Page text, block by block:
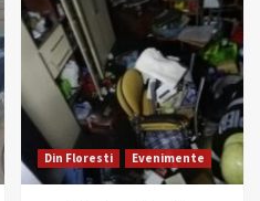
Din Floresti Evenimente